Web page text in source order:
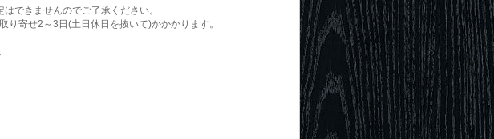
できませんのでご了承ください。
寄せ2～3日(土日休日を抜いて)かかかります。